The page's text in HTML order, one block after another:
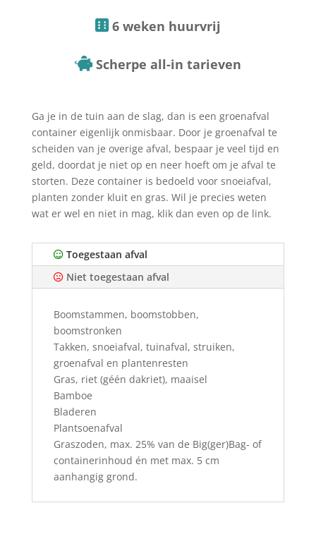
6 weken huurvrij
Scherpe all-in tarieven
Ga je in de tuin aan de slag, dan is een groenafval
container eigenlijk onmisbaar. Door je groenafval te
scheiden van je overige afval, bespaar je veel tijd en
geld, doordat je niet op en neer hoeft om je afval te
storten. Deze container is bedoeld voor snoeiafval,
planten zonder kluit en gras. Wil je precies weten
wat er wel en niet in mag, klik dan even op de link.
Toegestaan afval
Niet toegestaan afval
Boomstammen, boomstobben,
boomstronken
Takken, snoeiafval, tuinafval, struiken,
groenafval en plantenresten
Gras, riet (géén dakriet), maaisel
Bamboe
Bladeren
Plantsoenafval
Graszoden, max. 25% van de Big(ger)Bag- of
containerinhoud én met max. 5 cm
aanhangig grond.